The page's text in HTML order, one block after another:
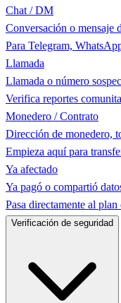
Chat / DM
Conversación o mensaje
Para Telegram,
Llamada
Llamada o número
Verifica reportes
Monedero / Contrato
Dirección de monedero,
Empieza aquí para
Ya afectado
Ya pagó o compartió
Pasa directamente al
Verificación de seguridad